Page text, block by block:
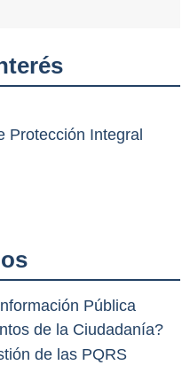
Protección Integral
Pública
de la Ciudadanía?
de las PQRS